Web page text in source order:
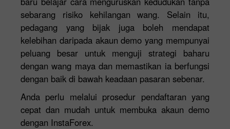
sebarang risiko kehilangan wang. Selain itu,
pedagang yang bijak juga boleh mendapat
kelebihan daripada akaun demo yang mempunyai
peluang besar untuk menguji strategi baharu
dengan wang maya dan memastikan ia berfungsi
dengan baik di bawah keadaan pasaran sebenar.
Anda perlu melalui prosedur pendaftaran yang
cepat dan mudah untuk membuka akaun demo
dengan InstaForex.